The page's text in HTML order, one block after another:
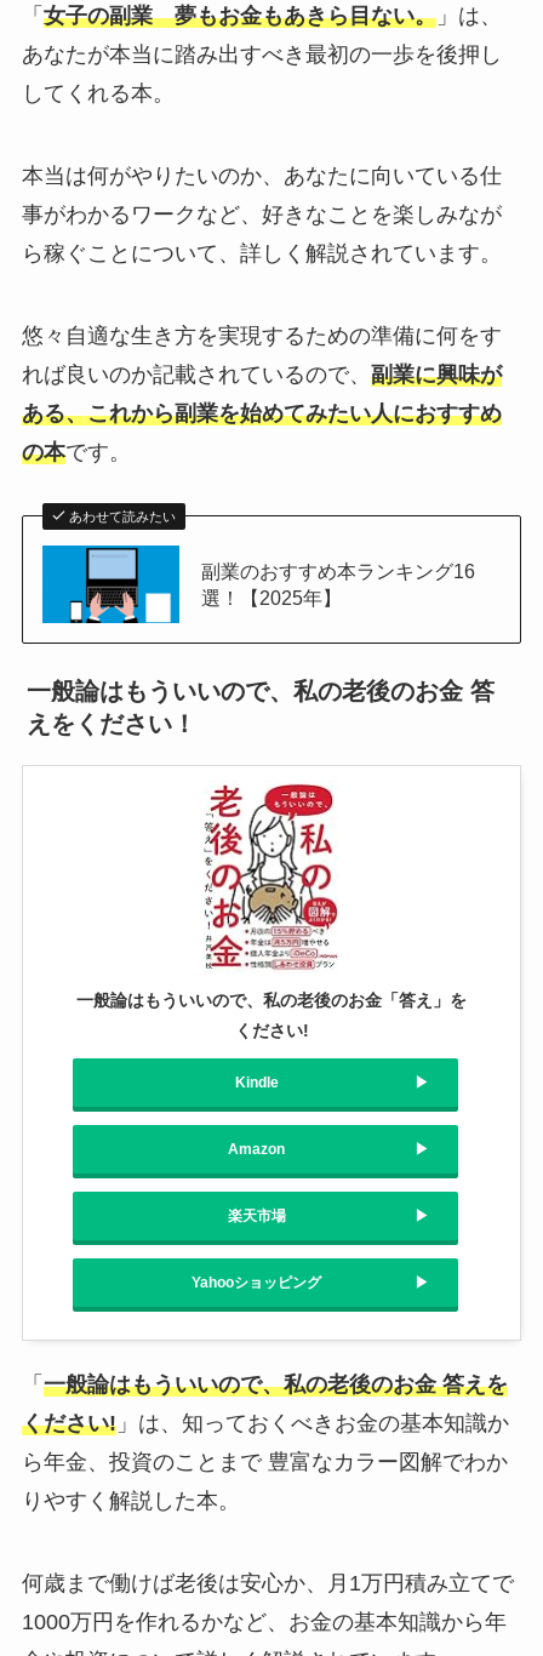
「 女子の副業 夢もお金もあきら目ない。」は、
あなたが本当に踏み出すべき最初の一歩を後押し
してくれる本。
本当は何がやりたいのか、あなたに向いている仕
事がわかるワークなど、好きなことを楽しみなが
ら稼ぐことについて、詳しく解説されています。
悠々自適な生き方を実現するための準備に何をす
れば良いのか記載されているので、 副業に興味が
ある、これから副業を始めてみたい人におすすめ
の本です。
あわせて読みたい
副業のおすすめ本ランキング16
選！【2025年】
一般論はもういいので、私の老後のお金 答
えをください！
一般論はもういいので、私の老後のお金「答え」を
ください!
Kindle
Amazon
楽天市場
Yahooショッピング
「 一般論はもういいので、私の老後のお金 答えを
ください!」は、知っておくべきお金の基本知識か
ら年金、投資のことまで 豊富なカラー図解でわか
りやすく解説した本。
何歳まで働けば老後は安心か、月1万円積み立てで
1000万円を作れるかなど、お金の基本知識から年